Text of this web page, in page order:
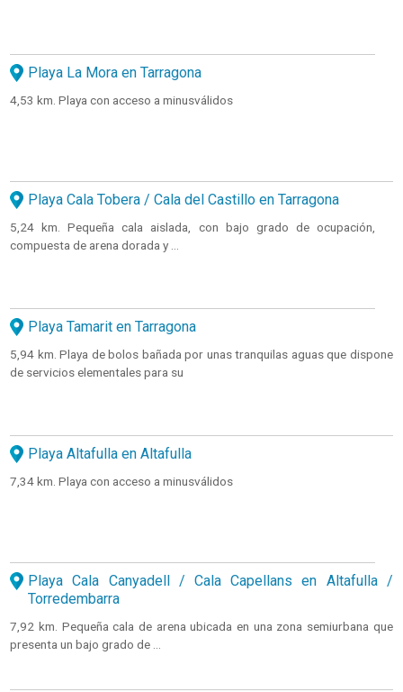
Playa La Mora en Tarragona
4,53 km. Playa con acceso a minusválidos
Playa Cala Tobera / Cala del Castillo en Tarragona
5,24 km. Pequeña cala aislada, con bajo grado de ocupación,
compuesta de arena dorada y ...
Playa Tamarit en Tarragona
5,94 km. Playa de bolos bañada por unas tranquilas aguas que dispone
de servicios elementales para su
Playa Altafulla en Altafulla
7,34 km. Playa con acceso a minusválidos
Playa Cala Canyadell / Cala Capellans en Altafulla /
Torredembarra
7,92 km. Pequeña cala de arena ubicada en una zona semiurbana que
presenta un bajo grado de ...